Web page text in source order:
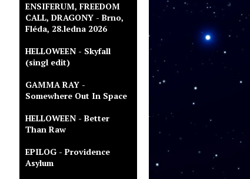
ENSIFERUM, FREEDOM
CALL, DRAGONY - Brno,
Fléda, 28.ledna 2026
HELLOWEEN - Skyfall
(singl edit)
GAMMA RAY -
Somewhere Out In Space
HELLOWEEN - Better
Than Raw
EPILOG - Providence
Asylum